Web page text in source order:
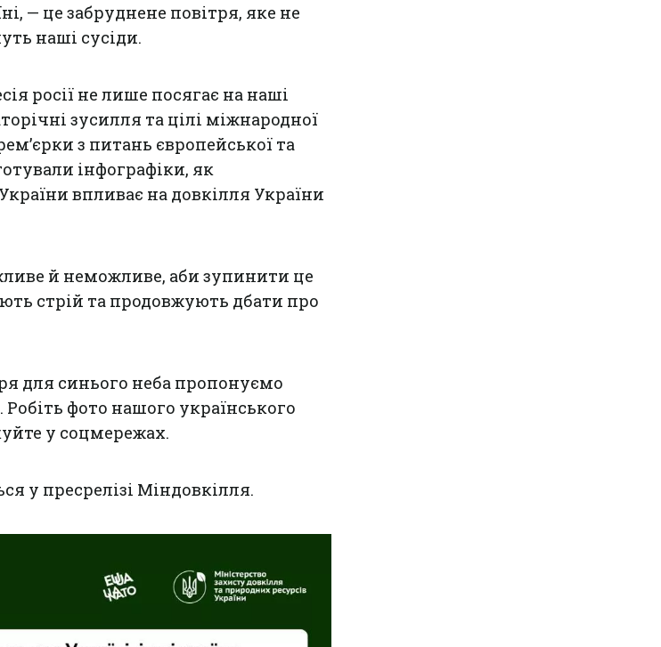
— це забруднене повітря, яке не
наші сусіди.
росії не лише посягає на наші
зусилля та цілі міжнародної
з питань європейської та
інфографіки, як
впливає на довкілля України
й неможливе, аби зупинити це
стрій та продовжують дбати про
для синього неба пропонуємо
фото нашого українського
у соцмережах.
у пресрелізі Міндовкілля.